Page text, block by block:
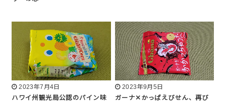
2023年7月4日
ハワイ州観光局公認のパイン味
2023年9月5日
ガーナ✕かっぱえびせん、再び